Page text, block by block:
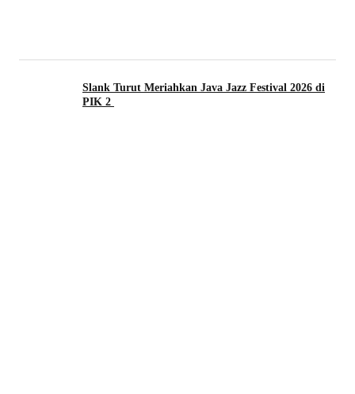
Slank Turut Meriahkan Java Jazz Festival 2026 di
PIK 2